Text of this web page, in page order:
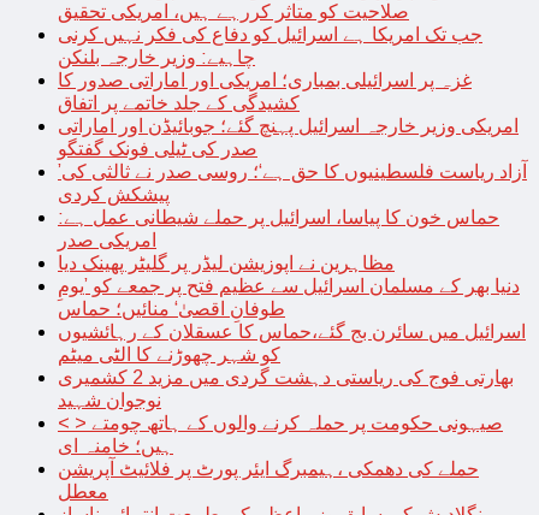
صلاحیت کو متاثر کررہے ہیں، امریکی تحقیق
جب تک امریکا ہے اسرائیل کو دفاع کی فکر نہیں کرنی
چاہیے: وزیر خارجہ بلنکن
غزہ پر اسرائیلی بمباری؛ امریکی اور اماراتی صدور کا
کشیدگی کے جلد خاتمے پر اتفاق
امریکی وزیر خارجہ اسرائیل پہنچ گئے؛ جوبائیڈن اور اماراتی
صدر کی ٹیلی فونک گفتگو
’آزاد ریاست فلسطینیوں کا حق ہے‘؛ روسی صدر نے ثالثی کی
پیشکش کردی
حماس خون کا پیاسا، اسرائیل پر حملے شیطانی عمل ہے:
امریکی صدر
مظاہرین نے اپوزیشن لیڈر پر گلیٹر پھینک دیا
دنیا بھر کے مسلمان اسرائیل سے عظیم فتح پر جمعے کو ’یومِ
طوفانِ اقصیٰ‘ منائیں؛ حماس
اسرائیل میں سائرن بج گئے،حماس کا عسقلان کے رہائشیوں
کو شہر چھوڑنے کا الٹی میٹم
بھارتی فوج کی ریاستی دہشت گردی میں مزید 2 کشمیری
نوجوان شہید
< > صیہونی حکومت پر حملہ کرنے والوں کے ہاتھ چومتے
ہیں؛ خامنہ ای
حملے کی دھمکی ،ہیمبرگ ایئر پورٹ پر فلائیٹ آپریشن
معطل